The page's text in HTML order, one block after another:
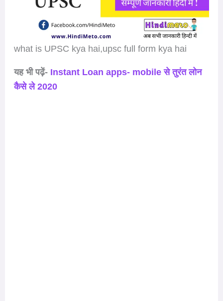
what is UPSC kya hai,upsc full form kya hai
यह भी पढ़ें-Instant Loan apps- mobile से तुरंत लोन
कैसे ले 2020